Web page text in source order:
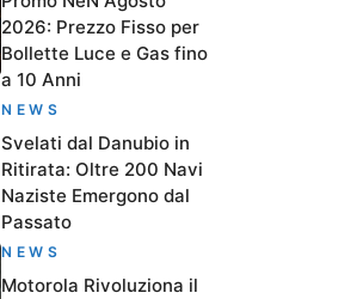
2026: Prezzo Fisso per
Bollette Luce e Gas fino
a 10 Anni
NEWS
Svelati dal Danubio in
Ritirata: Oltre 200 Navi
Naziste Emergono dal
Passato
NEWS
Motorola Rivoluziona il